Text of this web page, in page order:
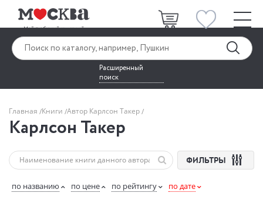
Расширенный
поиск
Главная Книги Автор Карлсон Такер
Карлсон Такер
ФИЛЬТРЫ
по названию по цене по рейтингу по дате